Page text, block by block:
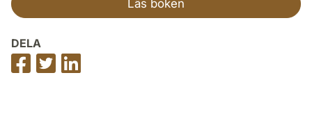
Läs boken
DELA
Dela
på
Dela
på
på